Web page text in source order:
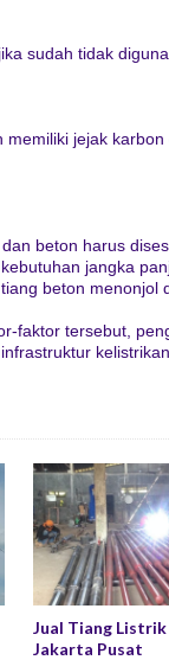
sudah tidak
jejak
beton harus
jangka
beton menonjol
faktor tersebut,
kelistrikan.
Jual Tiang Listrik
Jakarta Pusat